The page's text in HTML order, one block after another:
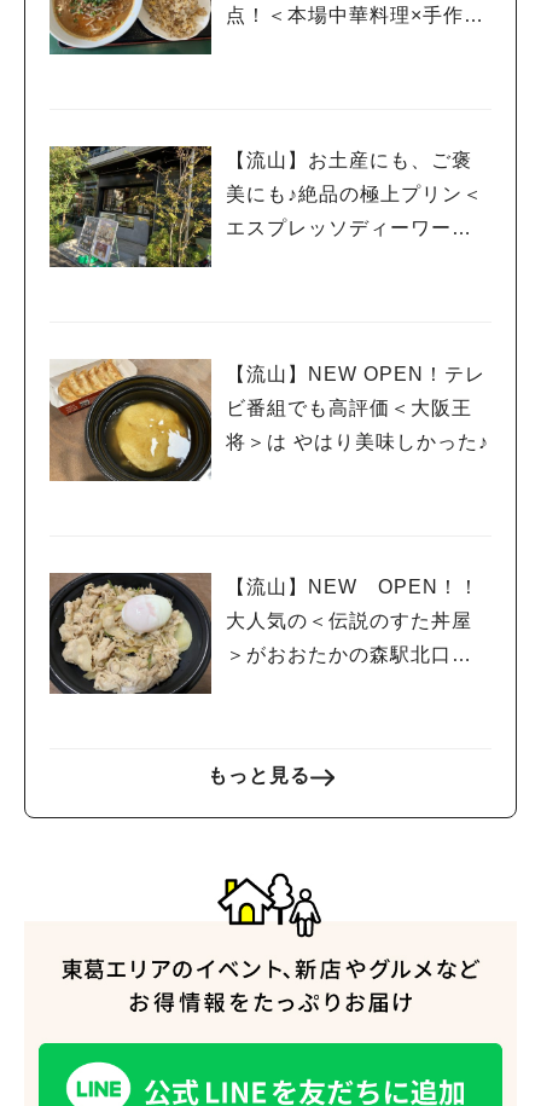
点！＜本場中華料理×手作り
【流山】お土産にも、ご褒
美にも♪絶品の極上プリン＜
エスプレッソディーワーク
【流山】NEW OPEN！テレ
ビ番組でも高評価＜大阪王
将＞は やはり美味しかった♪
【流山】NEW OPEN！！
大人気の＜伝説のすた丼屋
＞がおおたかの森駅北口に
もっと見る